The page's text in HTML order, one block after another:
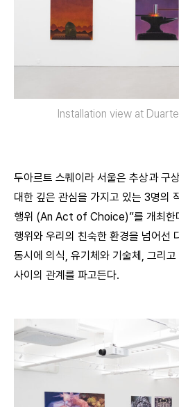
Installation view at
두아르트 스퀘이라 서울은 추상과 구
대한 깊은 관심을 가지고 있는 3명의
행위 (An Act of Choice)”를 개최한
행위와 우리의 친숙한 환경을 넘어선
동시에 의식, 유기체와 기술체, 그리
사이의 관계를 파고든다.